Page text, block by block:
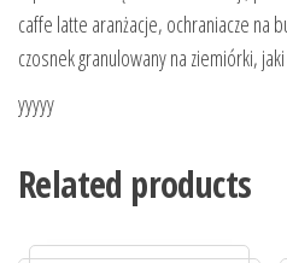
caffe latte aranżacje, ochraniacze na
czosnek granulowany na ziemiórki,
yyyyy
Related products